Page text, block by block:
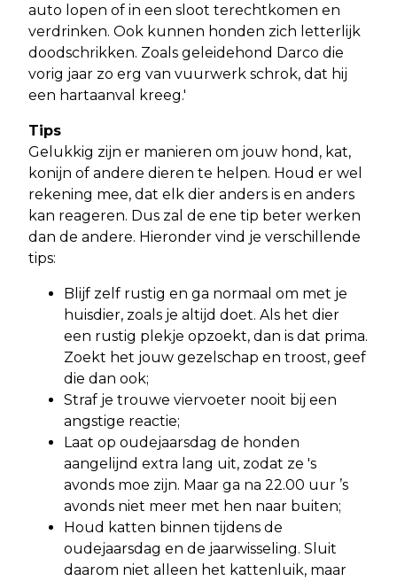
auto lopen of in een sloot terechtkomen en
verdrinken. Ook kunnen honden zich letterlijk
doodschrikken. Zoals geleidehond Darco die
vorig jaar zo erg van vuurwerk schrok, dat hij
een hartaanval kreeg.'
Tips
Gelukkig zijn er manieren om jouw hond, kat,
konijn of andere dieren te helpen. Houd er wel
rekening mee, dat elk dier anders is en anders
kan reageren. Dus zal de ene tip beter werken
dan de andere. Hieronder vind je verschillende
tips:
Blijf zelf rustig en ga normaal om met je
huisdier, zoals je altijd doet. Als het dier
een rustig plekje opzoekt, dan is dat prima.
Zoekt het jouw gezelschap en troost, geef
die dan ook;
Straf je trouwe viervoeter nooit bij een
angstige reactie;
Laat op oudejaarsdag de honden
aangelijnd extra lang uit, zodat ze 's
avonds moe zijn. Maar ga na 22.00 uur ’s
avonds niet meer met hen naar buiten;
Houd katten binnen tijdens de
oudejaarsdag en de jaarwisseling. Sluit
daarom niet alleen het kattenluik, maar